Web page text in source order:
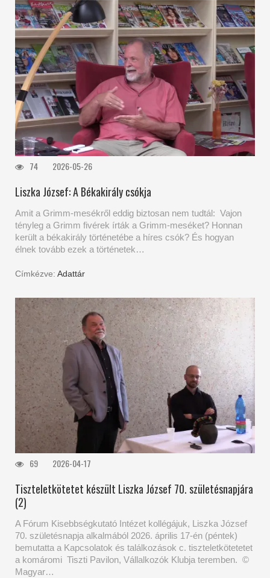
74 2026-05-26
Liszka József: A Békakirály csókja
Amit a Grimm-mesékről eddig biztosan nem tudtál: Vajon
tényleg a Grimm fivérek írták a Grimm-meséket? Honnan
került a békakirály történetébe a híres csók? És hogyan
élnek tovább ezek a történetek…
Címkézve: Adattár
69 2026-04-17
Tiszteletkötetet készült Liszka József 70. születésnapjára
(2)
A Fórum Kisebbségkutató Intézet kollégájuk, Liszka József
70. születésnapja alkalmából 2026. április 17-én (péntek)
bemutatta a Kapcsolatok és találkozások c. tiszteletkötetetet
a komáromi Tiszti Pavilon, Vállalkozók Klubja teremben. ©
Magyar…